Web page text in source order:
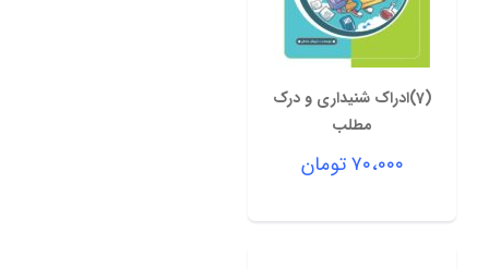
(7)ادراک شنیداری و درک
مطلب
۷۰،۰۰۰تومان